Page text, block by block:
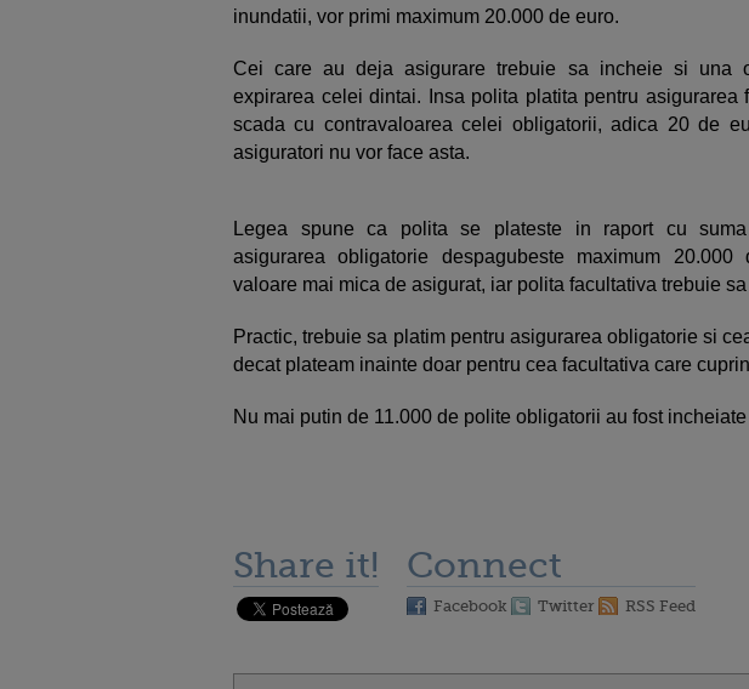
inundatii, vor primi maximum 20.000 de euro.
Cei care au deja asigurare trebuie sa incheie si una
expirarea celei dintai. Insa polita platita pentru asigurarea
scada cu contravaloarea celei obligatorii, adica 20 de
asiguratori nu vor face asta.
Legea spune ca polita se plateste in raport cu
asigurarea obligatorie despagubeste maximum
valoare mai mica de asigurat, iar polita facultativa trebuie
Practic, trebuie sa platim pentru asigurarea obligatorie si
decat plateam inainte doar pentru cea facultativa care
Nu mai putin de 11.000 de polite obligatorii au fost
Share it! Connect
Facebook Twitter RSS Feed